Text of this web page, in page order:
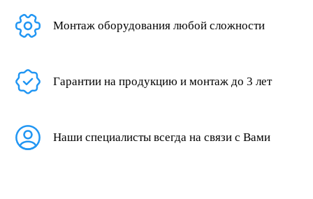
Монтаж оборудования любой сложности
Гарантии на продукцию и монтаж до 3 лет
Наши специалисты всегда на связи с Вами